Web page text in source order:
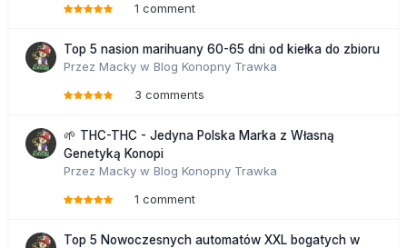
1 comment
Top 5 nasion marihuany 60-65 dni od kiełka do zbioru
Przez Macky w Blog Konopny Trawka
3 comments
🌱 THC-THC - Jedyna Polska Marka z Własną
Genetyką Konopi
Przez Macky w Blog Konopny Trawka
1 comment
Top 5 Nowoczesnych automatów XXL bogatych w